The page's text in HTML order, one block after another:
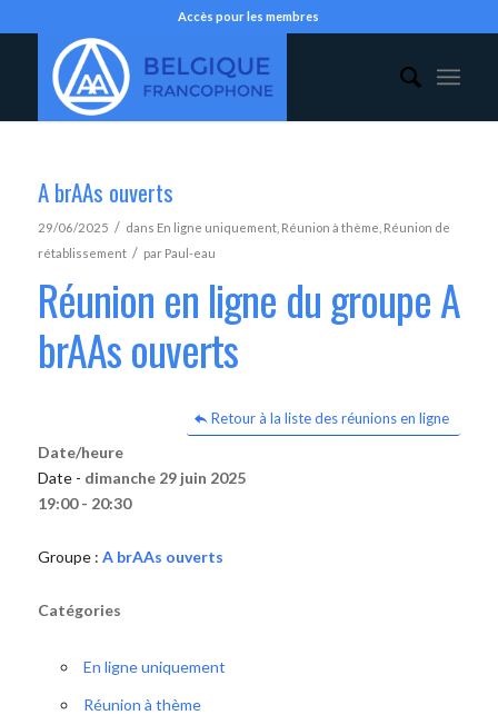
Accès pour les membres
A brAAs ouverts
29/06/2025 / dans En ligne uniquement, Réunion à thème Réunion de
rétablissement / par Paul-eau
Réunion en ligne du groupe A
brAAs ouverts
Retour à la liste des réunions en ligne
Date/heure
Date - dimanche 29 juin 2025
19:00 - 20:30
Groupe : A brAAs ouverts
Catégories
En ligne uniquement
Réunion à thème